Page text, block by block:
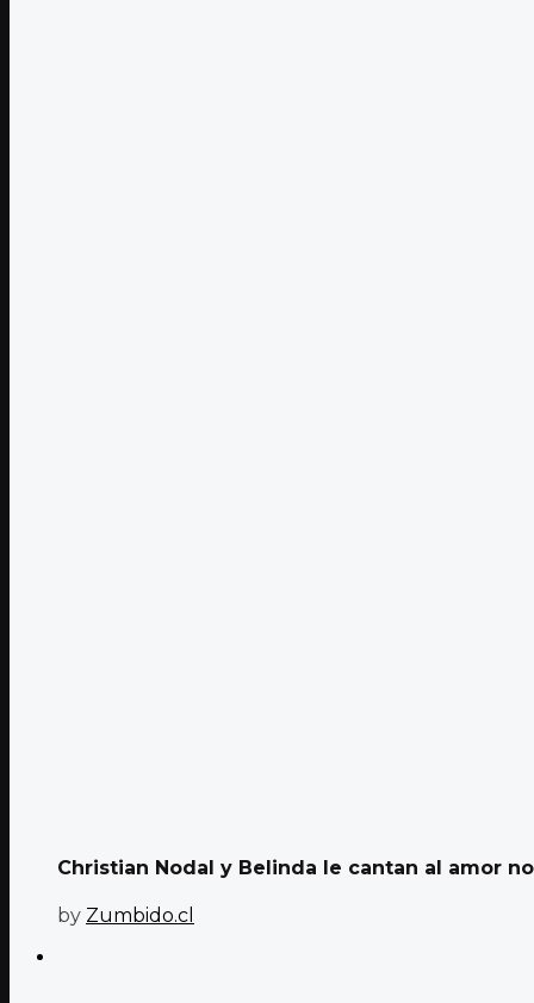
Christian Nodal y Belinda le cantan al amor
by Zumbido.cl